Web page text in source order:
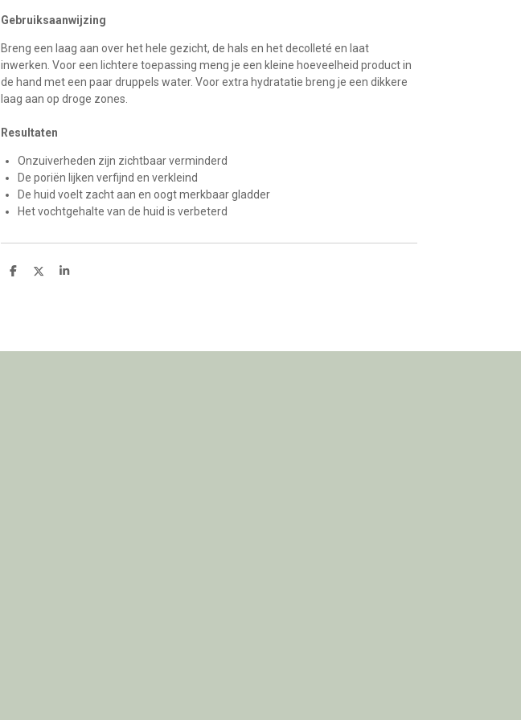
Gebruiksaanwijzing
Breng een laag aan over het hele gezicht, de hals en het decolleté en laat
inwerken. Voor een lichtere toepassing meng je een kleine hoeveelheid product in
de hand met een paar druppels water. Voor extra hydratatie breng je een dikkere
laag aan op droge zones.
Resultaten
Onzuiverheden zijn zichtbaar verminderd
De poriën lijken verfijnd en verkleind
De huid voelt zacht aan en oogt merkbaar gladder
Het vochtgehalte van de huid is verbeterd
D
D
S